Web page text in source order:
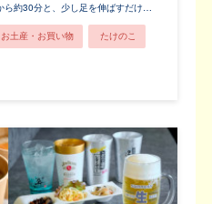
ら約30分と、少し足を伸ばすだけ…
お土産・お買い物 たけのこ